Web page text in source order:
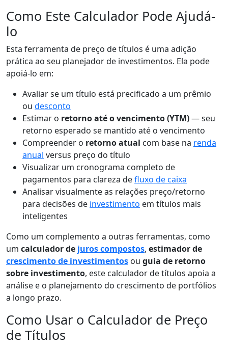
Como Este Calculador Pode Ajudá-
lo
Esta ferramenta de preço de títulos é uma adição
prática ao seu planejador de investimentos. Ela pode
apoiá-lo em:
Avaliar se um título está precificado a um prêmio
ou desconto
Estimar o retorno até o vencimento (YTM)— seu
retorno esperado se mantido até o vencimento
Compreender o retorno atual com base na renda
anual versus preço do título
Visualizar um cronograma completo de
pagamentos para clareza defluxo de caixa
Analisar visualmente as relações preço/retorno
para decisões de investimento em títulos mais
inteligentes
Como um complemento a outras ferramentas, como
um calculador de juros compostos, estimador de
crescimento de investimentos ou guia de retorno
sobre investimento, este calculador de títulos apoia a
análise e o planejamento do crescimento de portfólios
a longo prazo.
Como Usar o Calculador de Preço
de Títulos